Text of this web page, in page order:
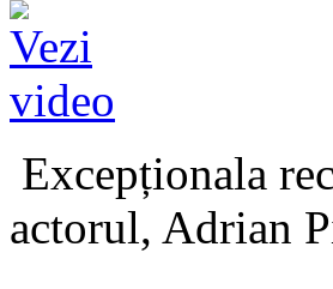
Excepționala
actorul, Adrian